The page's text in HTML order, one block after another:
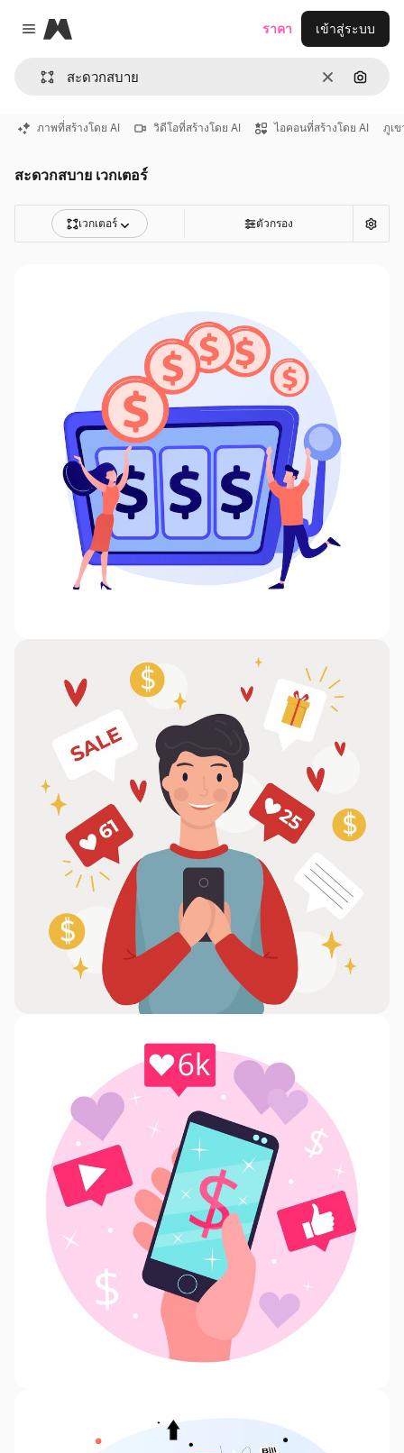
Close menu
Magnific
ชัดเจนค้นหา
ราคา เข้าสู่ระบบ
ภาพที่สร้างโดย AI วิดีโอที่สร้างโดย AI ไอคอนที่สร้างโดย AI ภูเข
สะดวกสบาย เวกเตอร์
เวกเตอร์ ตัวกรอง